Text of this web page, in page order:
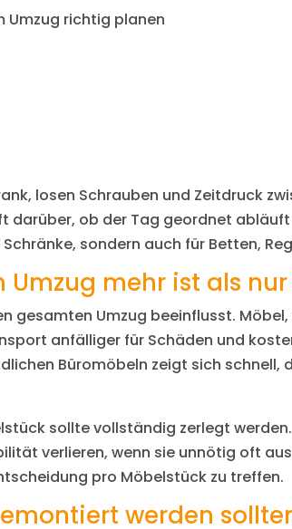
Umzug richtig planen
losen Schrauben und Zeitdruck
darüber, ob der Tag geordnet
sondern auch für Betten,
mehr ist als
gesamten Umzug beeinflusst.
anfälliger für Schäden und
Büromöbeln zeigt sich
sollte vollständig zerlegt
verlieren, wenn sie unnötig oft
pro Möbelstück zu treffen.
werden